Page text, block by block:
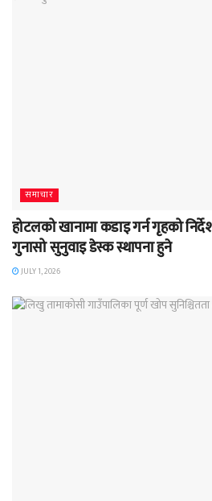
समाचार
होटलको खानामा कडाइ गर्न गृहको
गुनासो सुनुवाइ डेस्क स्थापना हुने
JULY 1, 2026